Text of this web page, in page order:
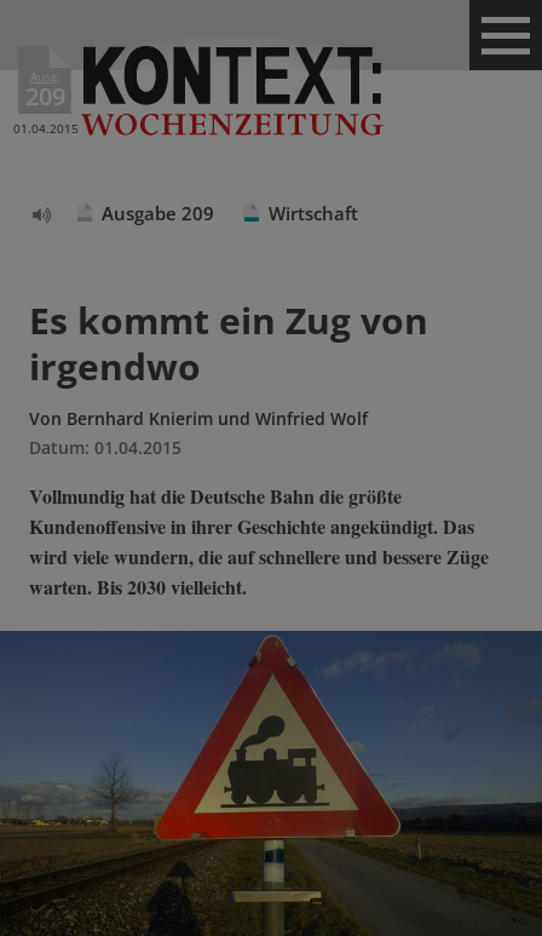
Ausg.
209
01.04.2015
Ausgabe 209 Wirtschaft
Es kommt ein Zug von
irgendwo
Von Bernhard Knierim und Winfried Wolf
Datum: 01.04.2015
Vollmundig hat die Deutsche Bahn die größte
Kundenoffensive in ihrer Geschichte angekündigt. Das
wird viele wundern, die auf schnellere und bessere Züge
warten. Bis 2030 vielleicht.